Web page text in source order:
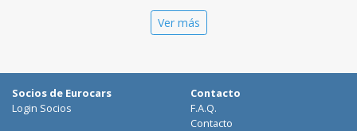
Galati
Suceava
Ver más
Socios de Eurocars
Login Socios
Contacto
F.A.Q.
Contacto